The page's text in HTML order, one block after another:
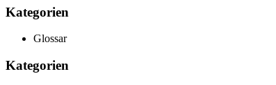
Kategorien
Glossar
Kategorien